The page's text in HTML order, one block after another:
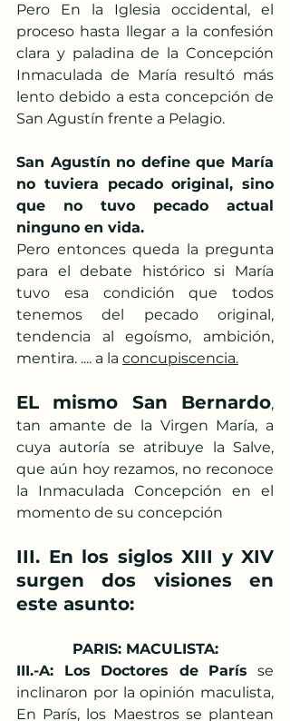
Pero En la Iglesia occidental, el
proceso hasta llegar a la confesión
clara y paladina de la Concepción
Inmaculada de María resultó más
lento debido a esta concepción de
San Agustín frente a Pelagio.
San Agustín no define que María
no tuviera pecado original, sino
que no tuvo pecado actual
ninguno en vida.
Pero entonces queda la pregunta
para el debate histórico si María
tuvo esa condición que todos
tenemos del pecado original,
tendencia al egoísmo, ambición,
mentira. .... a la concupiscencia.
EL mismo San Bernardo,
tan amante de la Virgen María, a
cuya autoría se atribuye la Salve,
que aún hoy rezamos, no reconoce
la Inmaculada Concepción en el
momento de su concepción
III. En los siglos XIII y XIV
surgen dos visiones en
este asunto:
PARIS: MACULISTA:
III.-A: Los Doctores de París se
inclinaron por la opinión maculista,
En París, los Maestros se plantean